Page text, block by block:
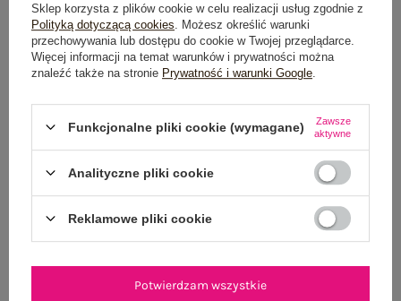
OPIS PRODUKTU
GŁÓWNE PARAMETRY
OPINIE O PRODUKCIE (0)
WYSYŁKA I DOSTAWA
OSTATNIO OGLĄDANE
Sklep korzysta z plików cookie w celu realizacji usług zgodnie z
Polityką dotyczącą cookies . Możesz określić warunki
przechowywania lub dostępu do cookie w Twojej przeglądarce.
Więcej informacji na temat warunków i prywatności można
znaleźć także na stronie Prywatność i warunki Google
Funkcjonalne pliki cookie (wymagane)
Zawsze
aktywne
Analityczne pliki cookie
Reklamowe pliki cookie
Potwierdzam wszystkie